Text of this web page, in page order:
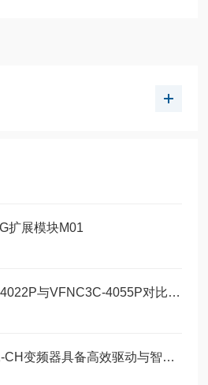
扩展模块M01
东芝变频器VFNC3C-4022P与VFNC3C-4055P对比：两款定位器该如何按需选型？
东芝VFS15-4037PL1-CH变频器具备高效驱动与智能控制